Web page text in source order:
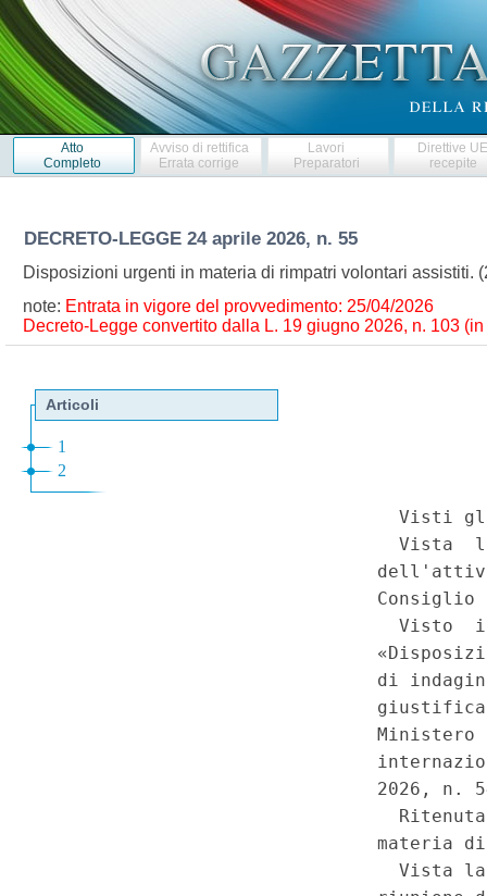
Atto
Completo
Avviso di rettifica
Errata corrige
Lavori
Preparatori
Direttive
recepite
DECRETO-LEGGE 24 aprile 2026, n. 55
Disposizioni urgenti in materia di rimpatri volontari assistiti.
note: Entrata in vigore del provvedimento: 25/04/2026
Decreto-Legge convertito dalla L. 19 giugno 2026, n. 103